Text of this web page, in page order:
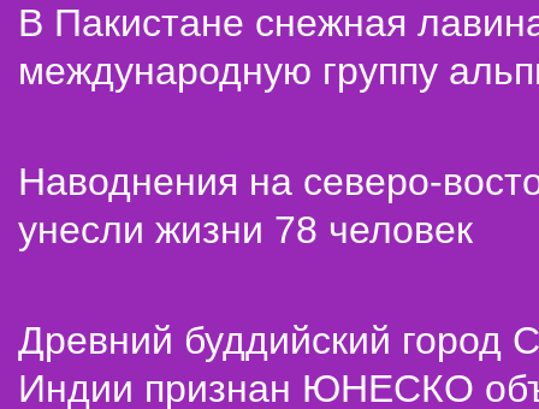
В Пакистане снежная
международную группу
Наводнения на северо-
унесли жизни 78 человек
Древний буддийский город
Индии признан ЮНЕСКО